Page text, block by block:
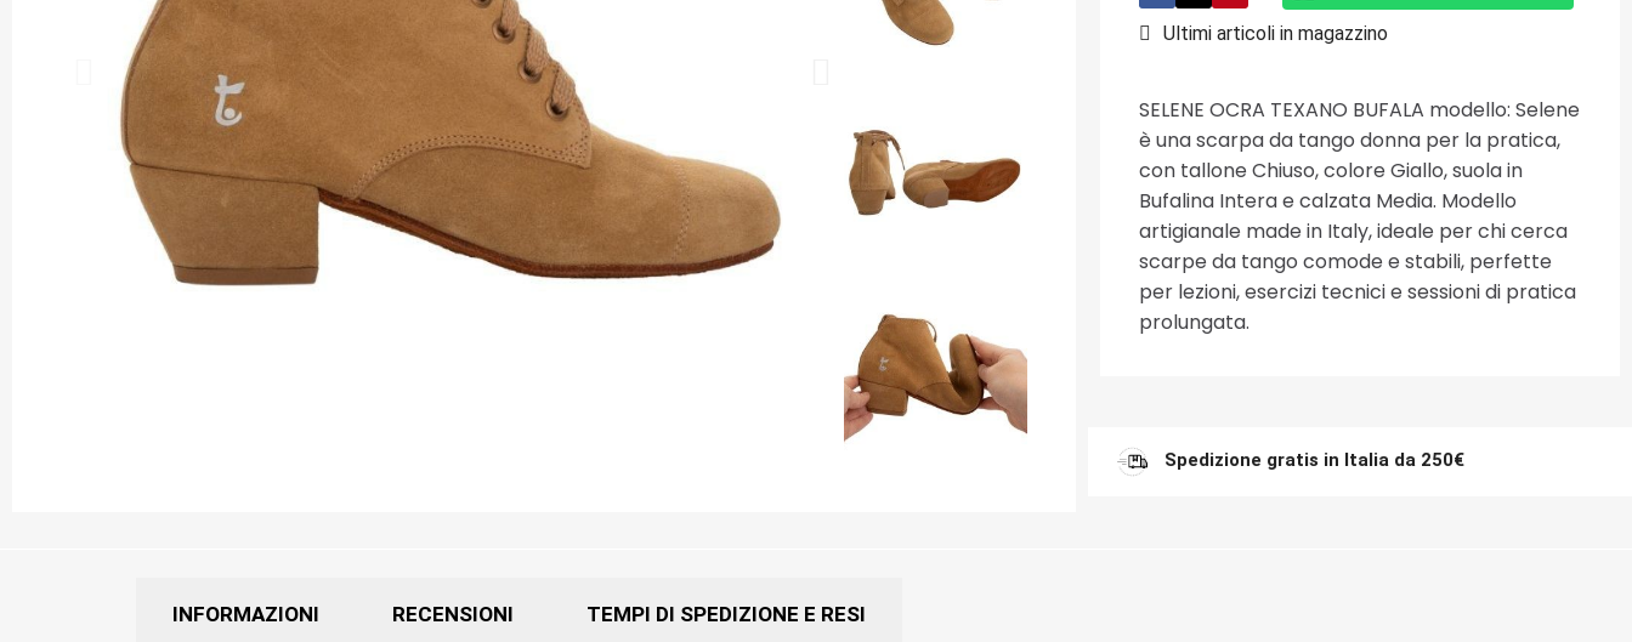
Ultimi articoli in magazzino
SELENE OCRA TEXANO BUFALA modello: Selene
è una scarpa da tango donna per la pratica,
con tallone Chiuso, colore Giallo, suola in
Bufalina Intera e calzata Media. Modello
artigianale made in Italy, ideale per chi cerca
scarpe da tango comode e stabili, perfette
per lezioni, esercizi tecnici e sessioni di pratica
prolungata.
Spedizione gratis in Italia da 250€
INFORMAZIONI RECENSIONI TEMPI DI SPEDIZIONE E RESI